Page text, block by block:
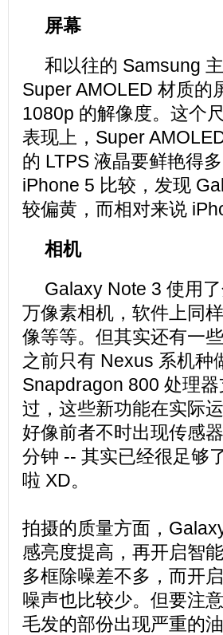
屏幕
和以往的 Samsung
Super AMOLED 材质的
1080p 的解像度。这个
表现上，Super
的 LTPS 液晶要鲜艳得
iPhone 5 比较，发现
较偏黄，而相对来说
相机
Galaxy Note 3 使用
万像素相机，软件上同
像等等。但其实还有一
之前只有 Nexus 系机种
Snapdragon 800 处理
过，这些新功能在实际
好像前者不时出现传感
分钟 -- 其实已经很足够
啦 XD。
拍摄的质量方面，
感亮度提高，再开启智
多框除噪差不多，而开
噪声也比较少。但要注
毛发的部份出现严重的